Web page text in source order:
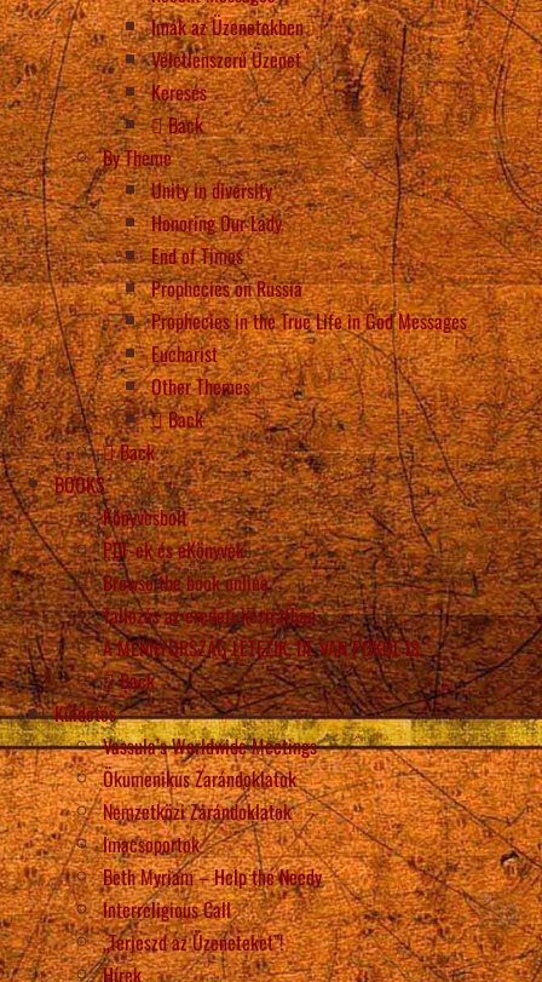
Imák az Üzenetekben
Véletlenszerű Üzenet
Keresés
Back
By Theme
Unity in diversity
Honoring Our Lady
End of Times
Prophecies on Russia
Prophecies in the True Life in God Messages
Eucharist
Other Themes
Back
Back
BOOKS
Könyvesbolt
PDF-ek és eKönyvek
Browse the book online
Tallózás az eredeti kéziratban
A MENNYORSZÁG LÉTEZIK, DE VAN POKOL IS
Back
Küldetés
Vassula’s Worldwide Meetings
Ökumenikus Zarándoklatok
Nemzetközi Zarándoklatok
Imacsoportok
Beth Myriam – Help the Needy
Interreligious Call
„Terjeszd az Üzeneteket”!
Hírek